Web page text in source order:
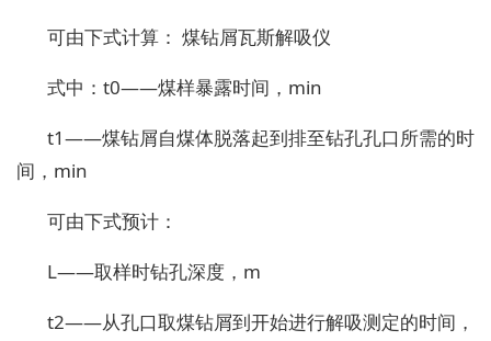
可由下式计算： 煤钻屑瓦斯解吸仪
式中：t0——煤样暴露时间，min
t1——煤钻屑自煤体脱落起到排至钻孔孔口所需的时
间，min
可由下式预计：
L——取样时钻孔深度，m
t2——从孔口取煤钻屑到开始进行解吸测定的时间，